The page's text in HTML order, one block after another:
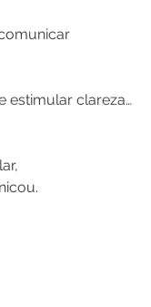
estimular clareza…